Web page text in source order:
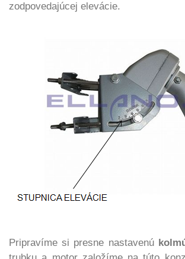
zodpovedajúcej elevácie.
Pripravíme si presne nastavenú